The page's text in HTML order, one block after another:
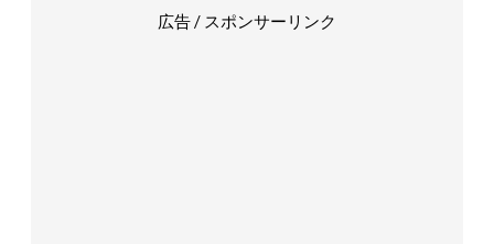
広告 / スポンサーリンク